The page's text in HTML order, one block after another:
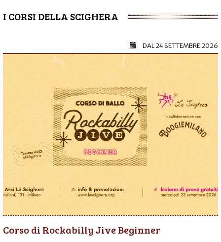
I CORSI DELLA SCIGHERA
DAL24 SETTEMBRE 2026
Corso di Rockabilly Jive Beginner